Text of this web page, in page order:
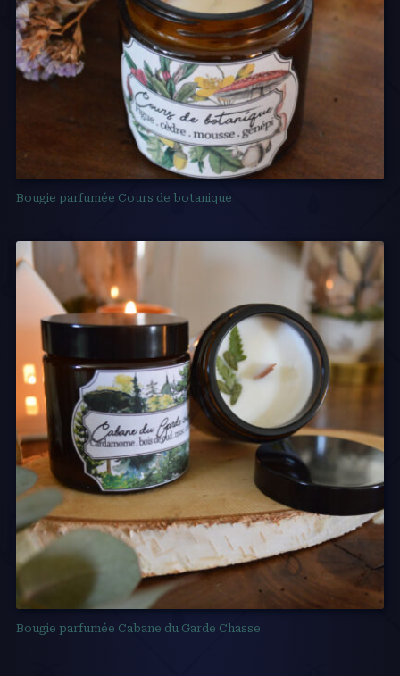
Bougie parfumée Cours de botanique
Bougie parfumée Cabane du Garde Chasse